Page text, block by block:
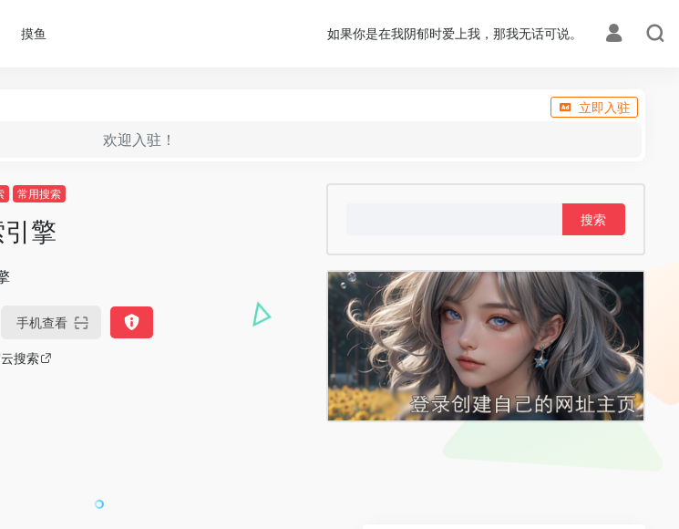
摸鱼 如果你是在我阴郁时爱上我，那我无话可说。
立即入驻
欢迎入驻！
常用搜索
擎
手机查看
搜索